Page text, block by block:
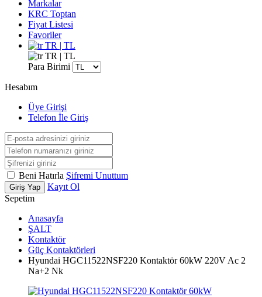
Markalar
KRC Toptan
Fiyat Listesi
Favoriler
TR | TL
TR | TL
Para Birimi
Hesabım
Üye Girişi
Telefon İle Giriş
Beni Hatırla Şifremi Unuttum
Giriş Yap
Kayıt Ol
Sepetim
Anasayfa
ŞALT
Kontaktör
Güç Kontaktörleri
Hyundai HGC11522NSF220 Kontaktör 60kW 220V Ac 2
Na+2 Nk